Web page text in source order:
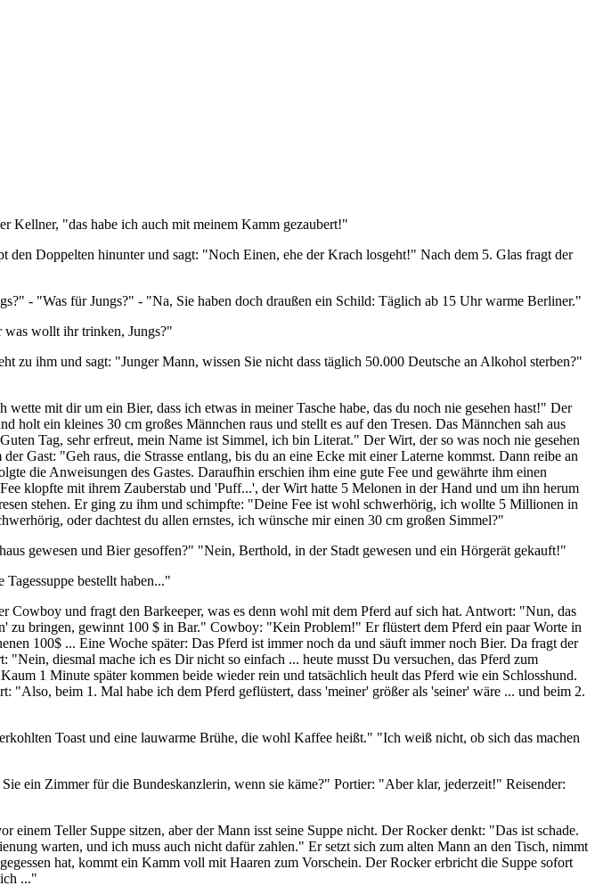
Kellner, "das habe ich auch mit meinem Kamm gezaubert!"
Doppelten hinunter und sagt: "Noch Einen, ehe der Krach losgeht!" Nach dem 5. Glas fragt der
- "Was für Jungs?" - "Na, Sie haben doch draußen ein Schild: Täglich ab 15 Uhr warme Berliner."
wollt ihr trinken, Jungs?"
zu ihm und sagt: "Junger Mann, wissen Sie nicht dass täglich 50.000 Deutsche an Alkohol sterben?"
mit dir um ein Bier, dass ich etwas in meiner Tasche habe, das du noch nie gesehen hast!" Der
holt ein kleines 30 cm großes Männchen raus und stellt es auf den Tresen. Das Männchen sah aus
Tag, sehr erfreut, mein Name ist Simmel, ich bin Literat." Der Wirt, der so was noch nie gesehen
Gast: "Geh raus, die Strasse entlang, bis du an eine Ecke mit einer Laterne kommst. Dann reibe an
die Anweisungen des Gastes. Daraufhin erschien ihm eine gute Fee und gewährte ihm einen
klopfte mit ihrem Zauberstab und 'Puff...', der Wirt hatte 5 Melonen in der Hand und um ihn herum
stehen. Er ging zu ihm und schimpfte: "Deine Fee ist wohl schwerhörig, ich wollte 5 Millionen in
oder dachtest du allen ernstes, ich wünsche mir einen 30 cm großen Simmel?"
gewesen und Bier gesoffen?" "Nein, Berthold, in der Stadt gewesen und ein Hörgerät gekauft!"
bestellt haben..."
Cowboy und fragt den Barkeeper, was es denn wohl mit dem Pferd auf sich hat. Antwort: "Nun, das
zu bringen, gewinnt 100 $ in Bar." Cowboy: "Kein Problem!" Er flüstert dem Pferd ein paar Worte in
100$ ... Eine Woche später: Das Pferd ist immer noch da und säuft immer noch Bier. Da fragt der
diesmal mache ich es Dir nicht so einfach ... heute musst Du versuchen, das Pferd zum
1 Minute später kommen beide wieder rein und tatsächlich heult das Pferd wie ein Schlosshund.
beim 1. Mal habe ich dem Pferd geflüstert, dass 'meiner' größer als 'seiner' wäre ... und beim 2.
Toast und eine lauwarme Brühe, die wohl Kaffee heißt." "Ich weiß nicht, ob sich das machen
ein Zimmer für die Bundeskanzlerin, wenn sie käme?" Portier: "Aber klar, jederzeit!" Reisender:
Teller Suppe sitzen, aber der Mann isst seine Suppe nicht. Der Rocker denkt: "Das ist schade.
warten, und ich muss auch nicht dafür zahlen." Er setzt sich zum alten Mann an den Tisch, nimmt
hat, kommt ein Kamm voll mit Haaren zum Vorschein. Der Rocker erbricht die Suppe sofort
..."